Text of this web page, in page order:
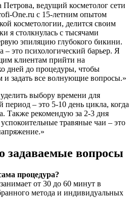
ведущий косметолог сети
One.ru с 15-летним опытом
косметологии, делится своим
я столкнулась с тысячами
эпиляцию глубокого бикини.
– это психологический барьер. Я
клиентам прийти на
дней до процедуры, чтобы
и задать все волнующие вопросы.»
выбору времени для
– это 5-10 день цикла, когда
Также рекомендую за 2-3 дня
травяные чаи – это
задаваемые вопросы
процедура?
от 30 до 60 минут в
метода и индивидуальных